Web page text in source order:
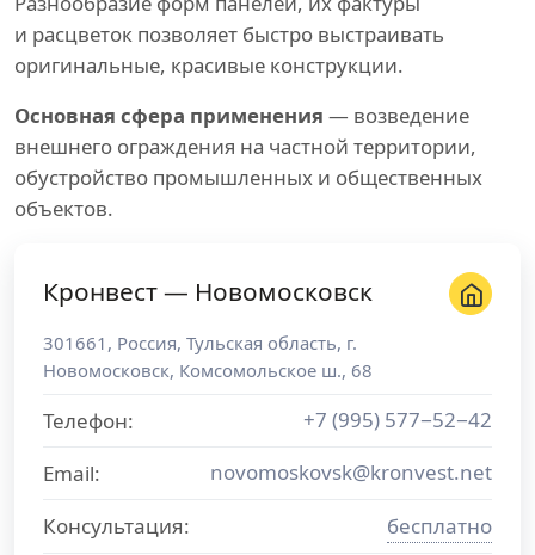
и расцветок позволяет быстро выстраивать
оригинальные, красивые конструкции.
Основная сфера применения — возведение
внешнего ограждения на частной территории,
обустройство промышленных и общественных
объектов.
Кронвест — Новомосковск
301661 , Россия, Тульская область, г.
Новомосковск, Комсомольское ш., 68
Телефон:
+7 (995) 577−52−42
Email:
novomoskovsk@kronvest.net
Консультация:
бесплатно